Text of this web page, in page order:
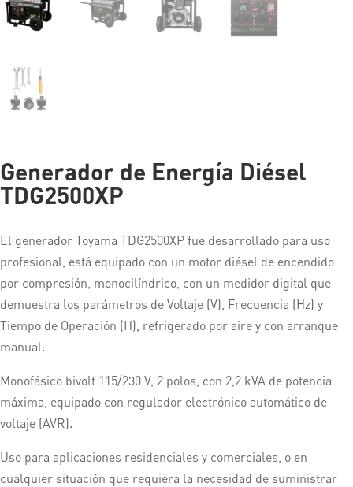
Generador de Energía Diésel
TDG2500XP
El generador Toyama TDG2500XP fue desarrollado para uso
profesional, está equipado con un motor diésel de encendido
por compresión, monocilíndrico, con un medidor digital que
demuestra los parámetros de Voltaje (V), Frecuencia (Hz) y
Tiempo de Operación (H), refrigerado por aire y con arranque
manual.
Monofásico bivolt 115/230 V, 2 polos, con 2,2 kVA de potencia
máxima, equipado con regulador electrónico automático de
voltaje (AVR).
Uso para aplicaciones residenciales y comerciales, o en
cualquier situación que requiera la necesidad de suministrar